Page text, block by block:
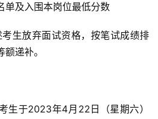
单及入围本岗位最低分数
生放弃面试资格，按笔试成绩排
递补。
生于2023年4月22日（星期六）